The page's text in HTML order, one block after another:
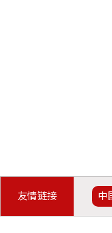
友情链接 中